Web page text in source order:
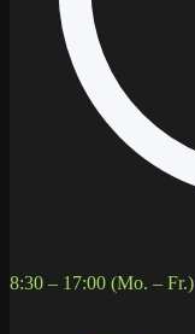
8:30 – 17:00 (Mo. – Fr.)